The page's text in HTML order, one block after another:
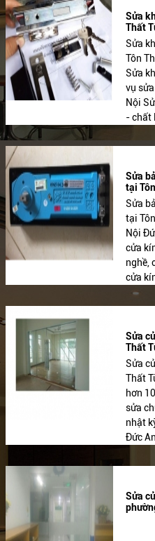
Sửa
Thất
Sửa
Tôn
Sửa
vụ
Nội
- chất
Sửa
tại
Sửa
tại
Nội
cửa
nghề,
cửa
Sửa
Thất
Sửa
Thất
hơn
sửa
nhật
Đức
Sửa